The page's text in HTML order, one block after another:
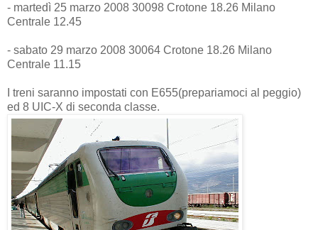
- martedì 25 marzo 2008 30098 Crotone 18.26 Milano
Centrale 12.45
- sabato 29 marzo 2008 30064 Crotone 18.26 Milano
Centrale 11.15
I treni saranno impostati con E655(prepariamoci al peggio)
ed 8 UIC-X di seconda classe.